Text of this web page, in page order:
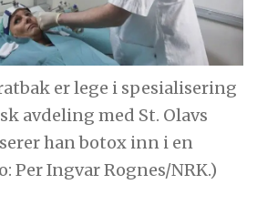
er lege i spesialisering
avdeling med St. Olavs
han botox inn i en
Per Ingvar Rognes/NRK.)